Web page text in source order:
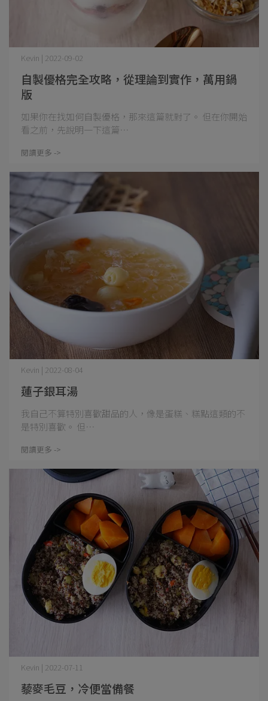
自製優格完全攻略，從理論到實作，萬用鍋
版
Kevin | 2022-09-02
如果你在找如何自製優格，那來這篇就對了。 但在你開始
看之前，先說明一下這篇⋯
閱讀更多 ->
蓮子銀耳湯
Kevin | 2022-08-04
我自己不算特別喜歡甜品的人，像是蛋糕、糕點這類的不
是特別喜歡。 但⋯
閱讀更多 ->
藜麥毛豆，冷便當備餐
Kevin | 2022-07-11